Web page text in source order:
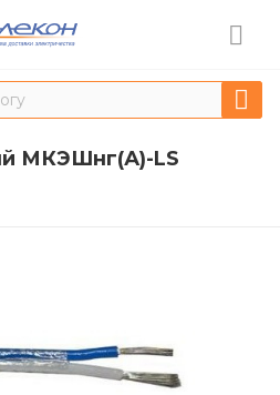
МКЭШнг(А)-LS